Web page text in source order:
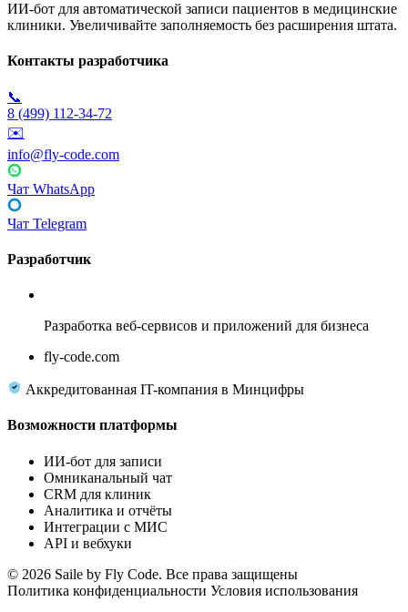
ИИ-бот для автоматической записи пациентов в медицинские
клиники. Увеличивайте заполняемость без расширения штата.
Контакты разработчика
📞
8 (499) 112-34-72
✉️
info@fly-code.com
Чат WhatsApp
Чат Telegram
Разработчик
Разработка веб-сервисов и приложений для бизнеса
fly-code.com
Аккредитованная IT-компания в Минцифры
Возможности платформы
ИИ-бот для записи
Омниканальный чат
CRM для клиник
Аналитика и отчёты
Интеграции с МИС
API и вебхуки
© 2026 Saile by Fly Code. Все права защищены
Политика конфиденциальности Условия использования